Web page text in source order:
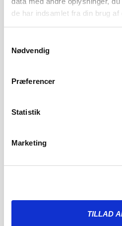
de har indsamlet fra din brug af
Nødvendig
Præferencer
Statistik
Marketing
TILLAD
SØNDERJYSKE